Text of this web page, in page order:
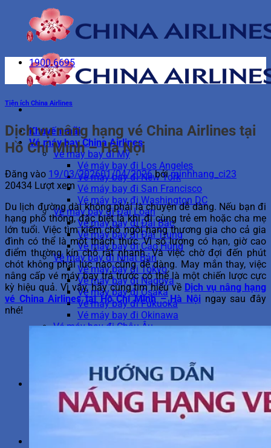
Khuyến mãi
Vé máy bay China Airlines
Vé máy bay đi Mỹ
Vé máy bay đi Los Angeles
Vé máy bay đi New York
Vé máy bay đi San Francisco
Vé máy bay đi Washington DC
Vé máy bay đi Đài Loan
Vé máy bay đi Đài Bắc
Vé máy bay đi Đài Trung
Vé máy bay đi Cao Hùng
Vé máy bay đi Nhật Bản
Vé máy bay đi Tokyo
Vé máy bay đi Nagoya
Vé máy bay đi Osaka
Vé máy bay đi Fukuoka
Vé máy bay đi Okinawa
Vé máy bay đi Châu Âu
Vé máy bay đi Rome
Vé máy bay đi Amsterdam
Tiện ích China Airlines
Mua hành lý China Airlines
Hoàn hủy vé China Airlines
Hành lý China Airlines
1900 6695
Tiện ích China Airlines
Dịch vụ nâng hạng vé China Airlines tại
Hồ Chí Minh – Hà Nội
Đăng vào 19/03/202601/04/2026 bởiminhhang_ci23
20434 Lượt xem
Du lịch đường dài không phải là chuyện dễ dàng. Nếu bạn đi
hạng phổ thông, đặc biệt là khi đi cùng trẻ em hoặc cha mẹ
lớn tuổi.Việc tìm kiếm chỗ ngồi hạng thương gia cho cả gia
đình có thể là một thách thức. Vì số lượng có hạn, giờ cao
điểm thường kín chỗ rất nhanh. Và việc chờ đợi đến phút
chót không phải lúc nào cũng dễ dàng. May mắn thay, việc
nâng cấp vé máy bay trả trước có thể là một chiến lược cực
kỳ hiệu quả. Vì vậy, hãy cùng tìm hiểu về Dịch vụ nâng hạng
vé China Airlines tại Hồ Chí Minh – Hà Nội ngay sau đây
nhé!